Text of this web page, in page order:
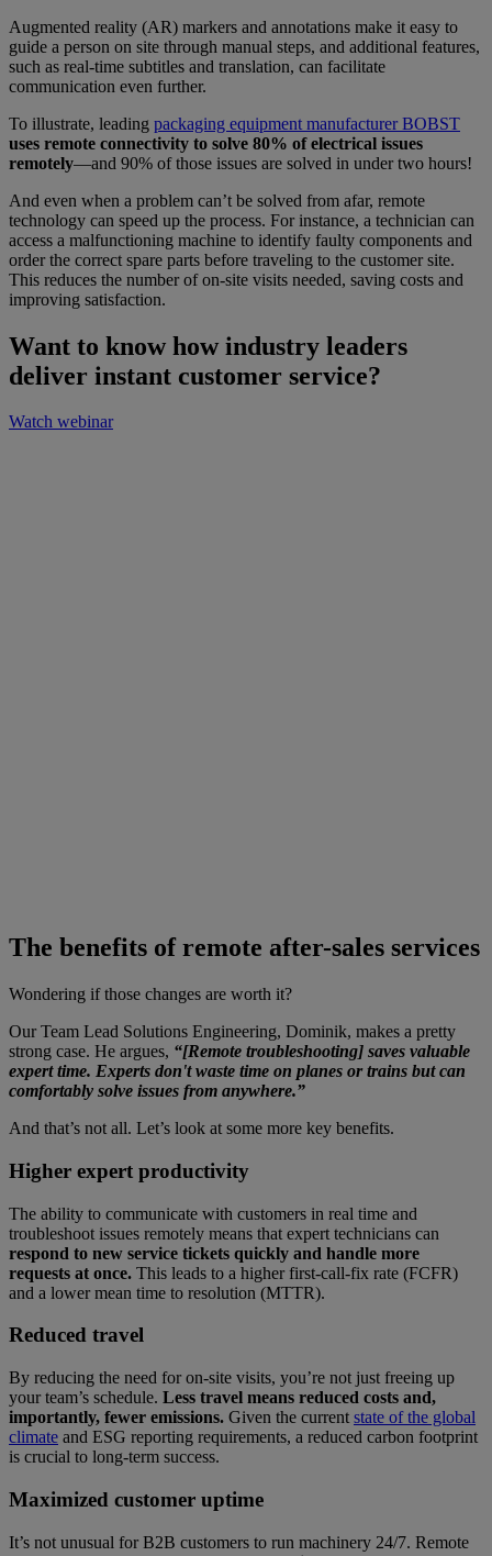
Augmented reality (AR) markers and annotations make it easy to
guide a person on site through manual steps, and additional features,
such as real-time subtitles and translation, can facilitate
communication even further.
To illustrate, leading packaging equipment manufacturer BOBST
uses remote connectivity to solve 80% of electrical issues
remotely—and 90% of those issues are solved in under two hours!
And even when a problem can’t be solved from afar, remote
technology can speed up the process. For instance, a technician can
access a malfunctioning machine to identify faulty components and
order the correct spare parts before traveling to the customer site.
This reduces the number of on-site visits needed, saving costs and
improving satisfaction.
Want to know how industry leaders
deliver instant customer service?
Watch webinar
The benefits of remote after-sales services
Wondering if those changes are worth it?
Our Team Lead Solutions Engineering, Dominik, makes a pretty
strong case. He argues, “[Remote troubleshooting] saves valuable
expert time. Experts don't waste time on planes or trains but can
comfortably solve issues from anywhere.”
And that’s not all. Let’s look at some more key benefits.
Higher expert productivity
The ability to communicate with customers in real time and
troubleshoot issues remotely means that expert technicians can
respond to new service tickets quickly and handle more
requests at once. This leads to a higher first-call-fix rate (FCFR)
and a lower mean time to resolution (MTTR).
Reduced travel
By reducing the need for on-site visits, you’re not just freeing up
your team’s schedule. Less travel means reduced costs and,
importantly, fewer emissions. Given the current state of the global
climate and ESG reporting requirements, a reduced carbon footprint
is crucial to long-term success.
Maximized customer uptime
It’s not unusual for B2B customers to run machinery 24/7. Remote